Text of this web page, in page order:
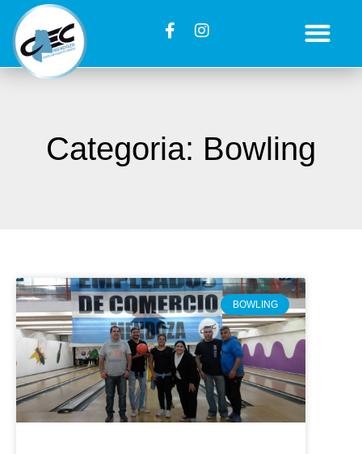
Categoria: Bowling
BOWLING